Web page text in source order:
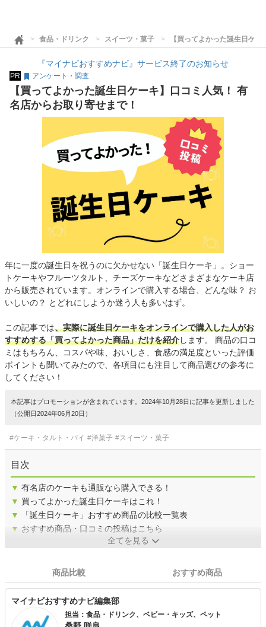
食品・ドリンク スイーツ・菓子 【買ってよかった誕生日ケ
『マイナビおすすめナビ』サービス終了のお知らせ
PR アンケート・調査
【買ってよかった誕生日ケーキ】口コミ人気！ 有
名店からお取り寄せまで！
年に一度の誕生日を祝うのに欠かせない「誕生日ケーキ」。ショー
トケーキやフルーツタルト、チーズケーキなどさまざまなケーキ店
から販売されています。オンラインで購入する場合、どんな味？ お
いしいの？ とどれにしようか迷う人も多いはず。
この記事では、実際に誕生日ケーキをオンラインで購入した人がお
すすめする「買ってよかった商品」だけを紹介します。 商品の口コ
ミはもちろん、コスパや味、おいしさ、食感の満足度といった評価
ポイントも聞いてみたので、各項目にも注目して商品選びの参考に
してください！
本記事はプロモーションが含まれています。2024年10月28日に記事を更新しました
（公開日2024年06月20日）
#ケーキ・タルト・パイ #洋菓子 #スイーツ・菓子
目次
▼ 有名店のケーキも通販なら購入できる！
▼ 買ってよかった誕生日ケーキはこれ！
▼
「誕生日ケーキ」おすすめ商品の比較一覧表
▼ おすすめ商品・口コミの投稿はこちら
全てを見る
商品比較 おすすめ商品
マイナビおすすめナビ編集部
担当：食品・ドリンク、ベビー・キッズ、ペット